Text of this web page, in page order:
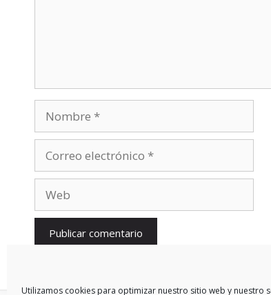
Utilizamos cookies para optimizar nuestro sitio web y nuestro
electrónico